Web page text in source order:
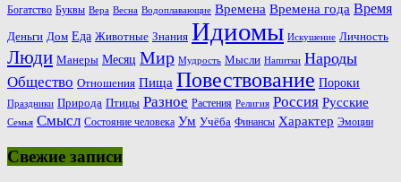
Богатство Буквы Вера Весна Водоплавающие Времена Времена года Время
Деньги Дом Еда Животные Знания Идиомы Искушение Личность
Люди Манеры Месяц Мир Мудрость Мысли Напитки Народы
Общество Отношения Пища Повествование Пороки
Праздники Природа Птицы Разное Растения Религия Россия Русские
Семья Смысл Состояние человека Ум Учёба Финансы Характер Эмоции
Свежие записи